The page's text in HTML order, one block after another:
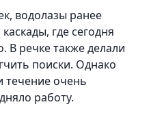
водолазы ранее
где сегодня
В речке также делали
поиски. Однако
течение очень
работу.